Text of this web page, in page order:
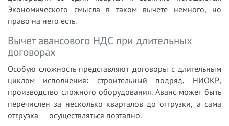
Экономического смысла в таком вычете немного, но
право на него есть.
Вычет авансового НДС при длительных
договорах
Особую сложность представляют договоры с длительным
циклом исполнения: строительный подряд, НИОКР,
производство сложного оборудования. Аванс может быть
перечислен за несколько кварталов до отгрузки, а сама
отгрузка — осуществляться поэтапно.